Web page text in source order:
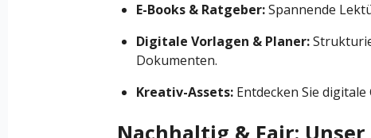
E-Books & Ratgeber:Spannende
Digitale Vorlagen & Planer:
Dokumenten.
Kreativ-Assets: Entdecken Sie